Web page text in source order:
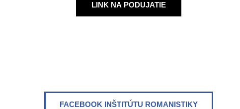
LINK NA PODUJATIE
FACEBOOK INŠTITÚTU ROMANISTIKY